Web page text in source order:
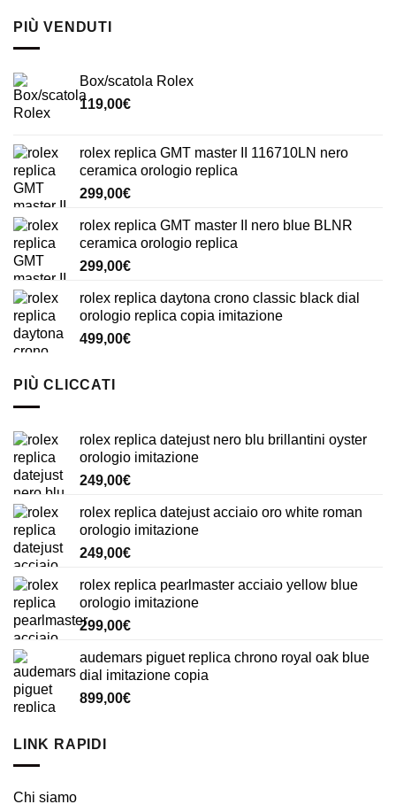
PIÙ VENDUTI
Box/scatola Rolex
119,00€
rolex replica GMT master II 116710LN nero
ceramica orologio replica
299,00€
rolex replica GMT master II nero blue BLNR
ceramica orologio replica
299,00€
rolex replica daytona crono classic black dial
orologio replica copia imitazione
499,00€
PIÙ CLICCATI
rolex replica datejust nero blu brillantini oyster
orologio imitazione
249,00€
rolex replica datejust acciaio oro white roman
orologio imitazione
249,00€
rolex replica pearlmaster acciaio yellow blue
orologio imitazione
299,00€
audemars piguet replica chrono royal oak blue
dial imitazione copia
899,00€
LINK RAPIDI
Chi siamo